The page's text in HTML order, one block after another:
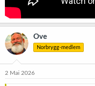
Ove
Norbrygg-medlem
2 Mai 2026